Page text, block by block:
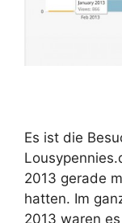
Es ist die
2013 gerade
hatten. Im
2013 waren